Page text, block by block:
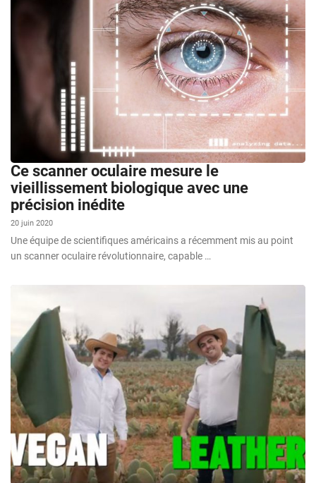
Ce scanner oculaire mesure le
vieillissement biologique avec une
précision inédite
20 juin 2020
Une équipe de scientifiques américains a récemment mis au point
un scanner oculaire révolutionnaire, capable …